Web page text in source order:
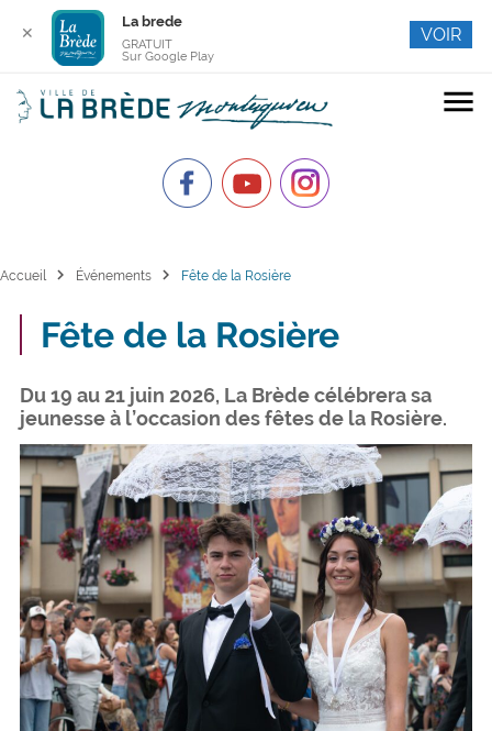
menu
Accueil chevron_right Événements chevron_right Fête de la Rosière
Fête de la Rosière
Du 19 au 21 juin 2026, La Brède célébrera sa
jeunesse à l’occasion des fêtes de la Rosière.
✕
La brede
GRATUIT
Sur Google Play
VOIR